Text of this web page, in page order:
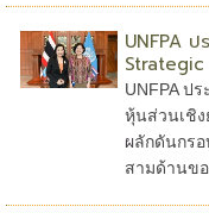
UNFPA
UNFPA ป
หุ้นส่วนเชิง
ผลักดันกรอ
สามด้านขอ